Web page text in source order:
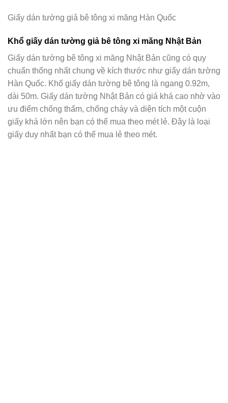
Giấy dán tường giả bê tông xi măng Hàn Quốc
Khổ giấy dán tường giả bê tông xi măng Nhật Bản
Giấy dán tường bê tông xi măng Nhật Bản cũng có quy
chuẩn thống nhất chung về kích thước như giấy dán tường
Hàn Quốc. Khổ giấy dán tường bê tông là ngang 0.92m,
dài 50m. Giấy dán tường Nhật Bản có giá khá cao nhờ vào
ưu điểm chống thấm, chống cháy và diện tích một cuộn
giấy khá lớn nên bạn có thể mua theo mét lẻ. Đây là loại
giấy duy nhất bạn có thể mua lẻ theo mét.